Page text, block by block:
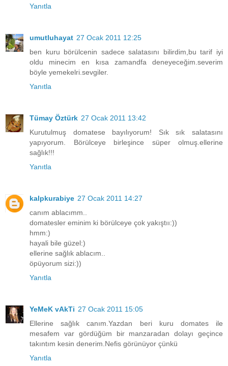
Yanıtla
umutluhayat 27 Ocak 2011 12:25
ben kuru börülcenin sadece salatasını bilirdim,bu tarif iyi
oldu minecim en kısa zamandfa deneyeceğim.severim
böyle yemekelri.sevgiler.
Yanıtla
Tümay Öztürk 27 Ocak 2011 13:42
Kurutulmuş domatese bayılıyorum! Sık sık salatasını
yapıyorum. Börülceye birleşince süper olmuş.ellerine
sağlık!!!
Yanıtla
kalpkurabiye 27 Ocak 2011 14:27
canım ablacımm..
domatesler eminim ki börülceye çok yakıştıı:))
hmm:)
hayali bile güzel:)
ellerine sağlık ablacım..
öpüyorum sizi:))
Yanıtla
YeMeK vAkTi 27 Ocak 2011 15:05
Ellerine sağlık canım.Yazdan beri kuru domates ile
mesafem var gördüğüm bir manzaradan dolayı geçince
takıntım kesin denerim.Nefis görünüyor çünkü
Yanıtla